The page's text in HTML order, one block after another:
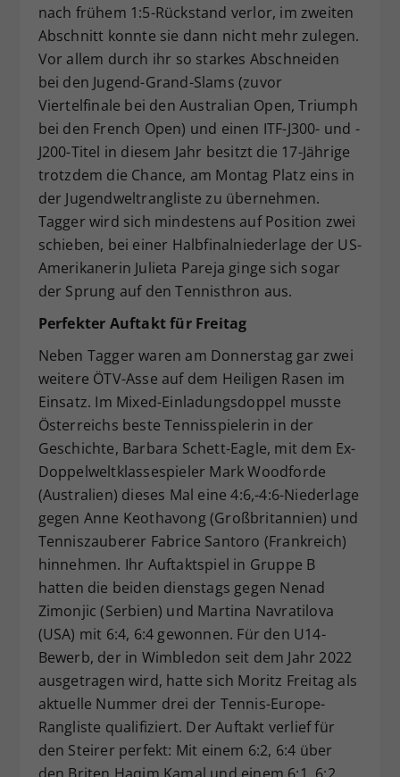
nach frühem 1:5-Rückstand verlor, im zweiten
Abschnitt konnte sie dann nicht mehr zulegen.
Vor allem durch ihr so starkes Abschneiden
bei den Jugend-Grand-Slams (zuvor
Viertelfinale bei den Australian Open, Triumph
bei den French Open) und einen ITF-J300- und -
J200-Titel in diesem Jahr besitzt die 17-Jährige
trotzdem die Chance, am Montag Platz eins in
der Jugendweltrangliste zu übernehmen.
Tagger wird sich mindestens auf Position zwei
schieben, bei einer Halbfinalniederlage der US-
Amerikanerin Julieta Pareja ginge sich sogar
der Sprung auf den Tennisthron aus.
Perfekter Auftakt für Freitag
Neben Tagger waren am Donnerstag gar zwei
weitere ÖTV-Asse auf dem Heiligen Rasen im
Einsatz. Im Mixed-Einladungsdoppel musste
Österreichs beste Tennisspielerin in der
Geschichte, Barbara Schett-Eagle, mit dem Ex-
Doppelweltklassespieler Mark Woodforde
(Australien) dieses Mal eine 4:6,-4:6-Niederlage
gegen Anne Keothavong (Großbritannien) und
Tenniszauberer Fabrice Santoro (Frankreich)
hinnehmen. Ihr Auftaktspiel in Gruppe B
hatten die beiden dienstags gegen Nenad
Zimonjic (Serbien) und Martina Navratilova
(USA) mit 6:4, 6:4 gewonnen. Für den U14-
Bewerb, der in Wimbledon seit dem Jahr 2022
ausgetragen wird, hatte sich Moritz Freitag als
aktuelle Nummer drei der Tennis-Europe-
Rangliste qualifiziert. Der Auftakt verlief für
den Steirer perfekt: Mit einem 6:2, 6:4 über